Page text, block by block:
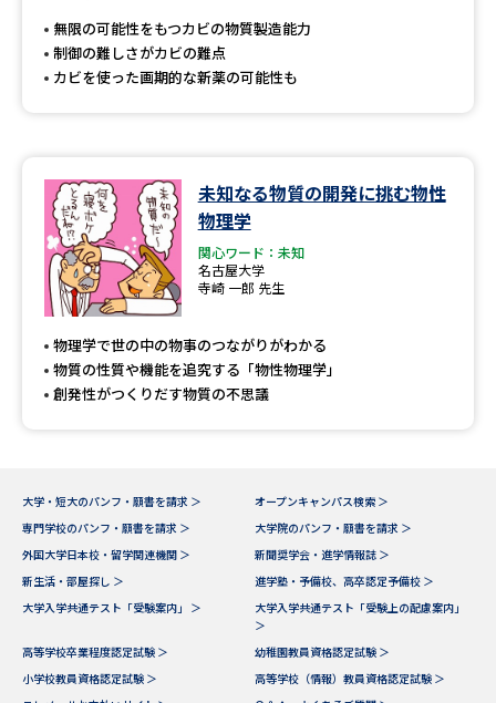
学問発見
学問のミニ講義「夢ナビ講義」
学問の教科書 夢ナビライブ
ユーザーサポート
Ｑ＆Ａ よくあるご質問 大学進学IDについて
テレメール
お支払いサイト
特定商取引表記
訂正のご案内
無限の可能性をもつカビの物質製造能力
制御の難しさがカビの難点
カビを使った画期的な新薬の可能性も
未知なる物質の開発に挑む物性
物理学
関心ワード：未知
名古屋大学
寺崎 一郎 先生
物理学で世の中の物事のつながりがわかる
物質の性質や機能を追究する「物性物理学」
創発性がつくりだす物質の不思議
大学・短大のパンフ・願書を請求 ＞
オープンキャンパス検索 ＞
専門学校のパンフ・願書を請求 ＞
大学院のパンフ・願書を請求 ＞
外国大学日本校・留学関連機関 ＞
新聞奨学会・進学情報誌 ＞
新生活・部屋探し ＞
進学塾・予備校、高卒認定予備校 ＞
大学入学共通テスト「受験案内」 ＞
大学入学共通テスト「受験上の配慮案内」
＞
高等学校卒業程度認定試験 ＞
幼稚園教員資格認定試験 ＞
小学校教員資格認定試験 ＞
高等学校（情報）教員資格認定試験 ＞